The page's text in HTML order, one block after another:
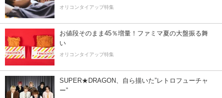
オリコンタイアップ特集
お値段そのまま45％増量！ファミマ夏の大盤振る舞
い
オリコンタイアップ特集
SUPER★DRAGON、自ら描いた”レトロフューチャ
ー”